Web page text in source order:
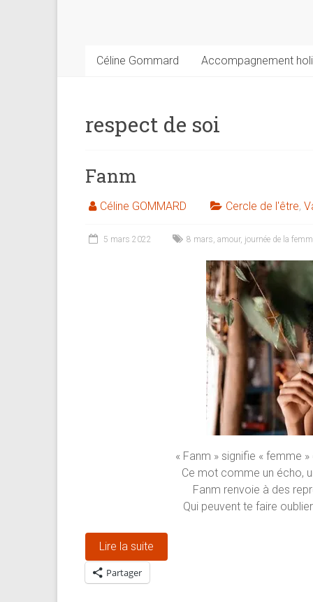
praticienne
Céline Gommard Accompagnement
respect de soi
Fanm
Céline GOMMARD Cercle de l'être,
5 mars 2022 8 mars, amour, journée de la
« Fanm » signifie « femme
Ce mot comme un écho,
Fanm renvoie à des
Qui peuvent te faire
Lire la suite
Partager